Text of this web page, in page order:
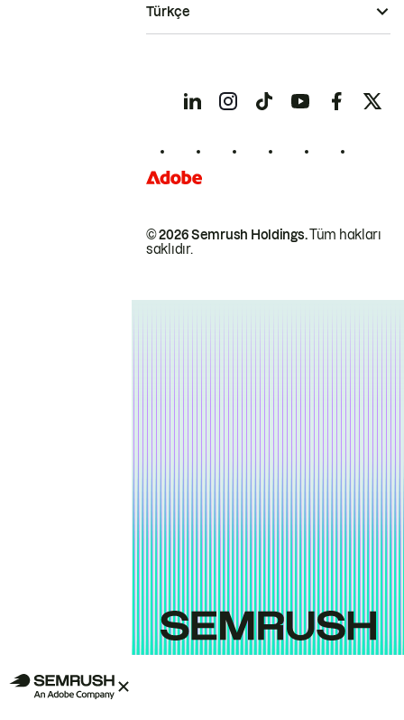
© 2026 Semrush Holdings.Tüm hakları
saklıdır.
Türkçe